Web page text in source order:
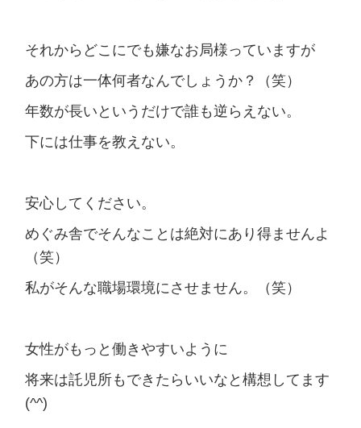
それからどこにでも嫌なお局様っていますが
あの方は一体何者なんでしょうか？（笑）
年数が長いというだけで誰も逆らえない。
下には仕事を教えない。
安心してください。
めぐみ舎でそんなことは絶対にあり得ませんよ
（笑）
私がそんな職場環境にさせません。（笑）
女性がもっと働きやすいように
将来は託児所もできたらいいなと構想してます
(^^)